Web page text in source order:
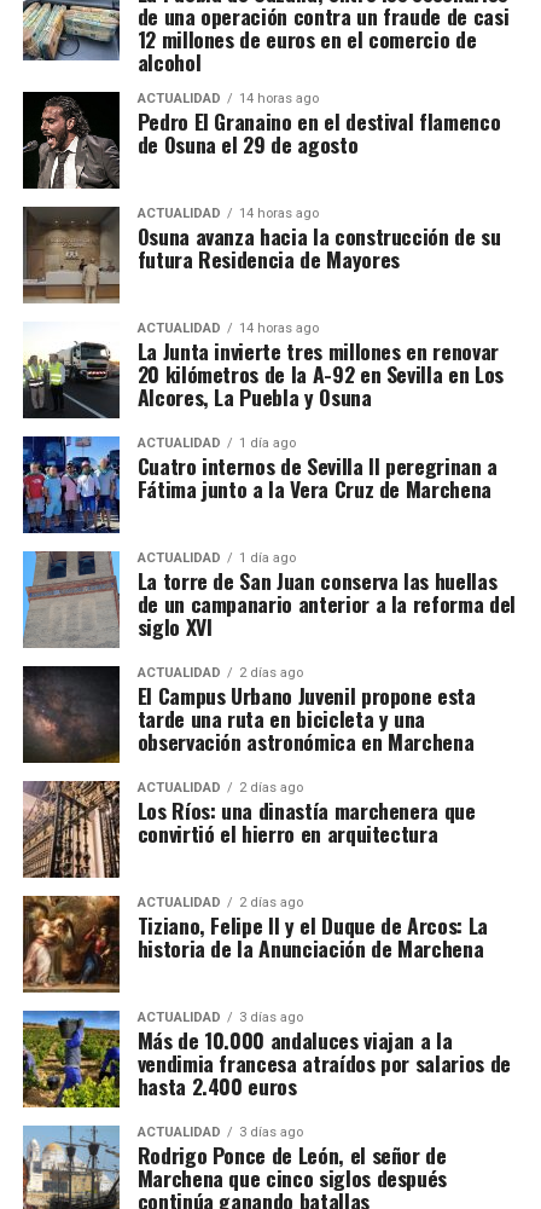
he encontrado en las fuentes oficiales consultadas
datos que permitan identificar públicamente a las
empresas o a los detenidos de La Puebla, de modo
que no sería responsable atribuir nombres o
negocios concretos sin confirmación documental.
kilómetros de la A-92, con una inversión aproximada
de 36 millones de euros. En la provincia de Sevilla se
han ejecutado actuaciones anteriores entre Sevilla y
Alcalá de Guadaíra, Arahal y Paradas, así como en
otros sectores próximos a Morón y La Puebla de
Cazalla.
El Plan Extraordinario de Asfaltado contempla una
inversión global de 151,5 millones de euros en
Andalucía para intervenir en alrededor de 1.000
kilómetros pertenecientes a 137 carreteras
autonómicas. Para la provincia de Sevilla se
reservan 24 millones de euros destinados a
actuaciones en 43 carreteras.
En el conjunto de Andalucía está previsto actuar
sobre 126 kilómetros de la A-92 repartidos entre las
provincias de Sevilla, Málaga, Granada y Almería.
Las intervenciones incluyen además reparación de
baches y blandones, reposición de pavimentos,
mejora de capas inferiores del firme, repintado de
señalización horizontal y renovación de elementos
de seguridad y balizamiento.
de una operación contra un fraude de casi
12 millones de euros en el comercio de
alcohol
ACTUALIDAD 14 horas ago
Pedro El Granaino en el destival flamenco
de Osuna el 29 de agosto
ACTUALIDAD 14 horas ago
Osuna avanza hacia la construcción de su
futura Residencia de Mayores
ACTUALIDAD 14 horas ago
La Junta invierte tres millones en renovar
20 kilómetros de la A-92 en Sevilla en Los
Alcores, La Puebla y Osuna
ACTUALIDAD 1 día ago
Cuatro internos de Sevilla II peregrinan a
Fátima junto a la Vera Cruz de Marchena
ACTUALIDAD 1 día ago
La torre de San Juan conserva las huellas
de un campanario anterior a la reforma del
siglo XVI
ACTUALIDAD 2 días ago
El Campus Urbano Juvenil propone esta
tarde una ruta en bicicleta y una
observación astronómica en Marchena
ACTUALIDAD 2 días ago
Los Ríos: una dinastía marchenera que
convirtió el hierro en arquitectura
ACTUALIDAD 2 días ago
Tiziano, Felipe II y el Duque de Arcos: La
historia de la Anunciación de Marchena
ACTUALIDAD 3 días ago
Más de 10.000 andaluces viajan a la
vendimia francesa atraídos por salarios de
hasta 2.400 euros
ACTUALIDAD 3 días ago
Rodrigo Ponce de León, el señor de
Marchena que cinco siglos después
continúa ganando batallas